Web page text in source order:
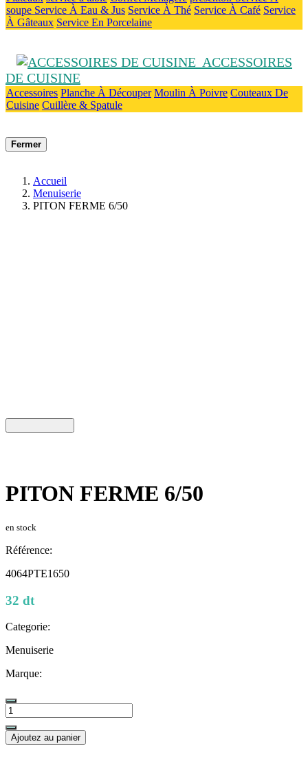
soupe Service À Eau & Jus Service À Thé Service À Café Service
À Gâteaux Service En Porcelaine
ACCESSOIRES
DE CUISINE
Accessoires Planche À Découper Moulin À Poivre Couteaux De
Cuisine Cuillère & Spatule
Fermer
Accueil
Menuiserie
PITON FERME 6/50
PITON FERME 6/50
en stock
Référence:
4064PTE1650
32 dt
Categorie:
Menuiserie
Marque:
Ajoutez au panier